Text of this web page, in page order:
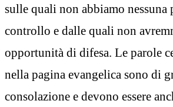
sulle quali non abbiamo nessuna
controllo e dalle quali non
opportunità di difesa. Le parole
nella pagina evangelica sono di
consolazione e devono essere